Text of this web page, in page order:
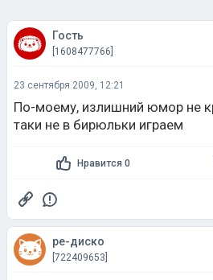
Гость
[1608477766]
23 сентября 2009, 12:21
По-моему, излишний юмор не
таки не в бирюльки играем
Нравится 0
ре-диско
[722409653]